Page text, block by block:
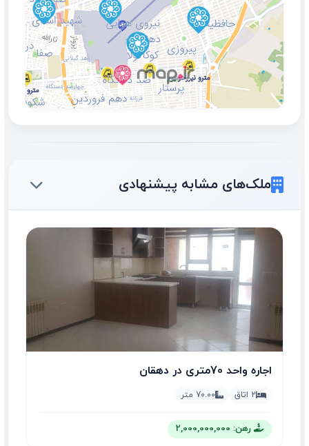
ملک‌های مشابه پیشنهادی
اجاره واحد 70متری در دهقان
2 اتاق 70.00 متر
رهن: 2,000,000,000